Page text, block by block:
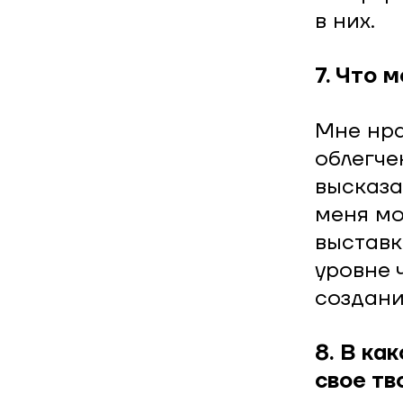
в них.
7. Что
Мне
меня
уровне
8. В
свое